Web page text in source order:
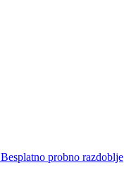
Besplatno probno razdoblje